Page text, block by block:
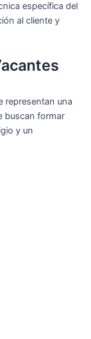
específica del
al cliente y
representan una
buscan formar
y un